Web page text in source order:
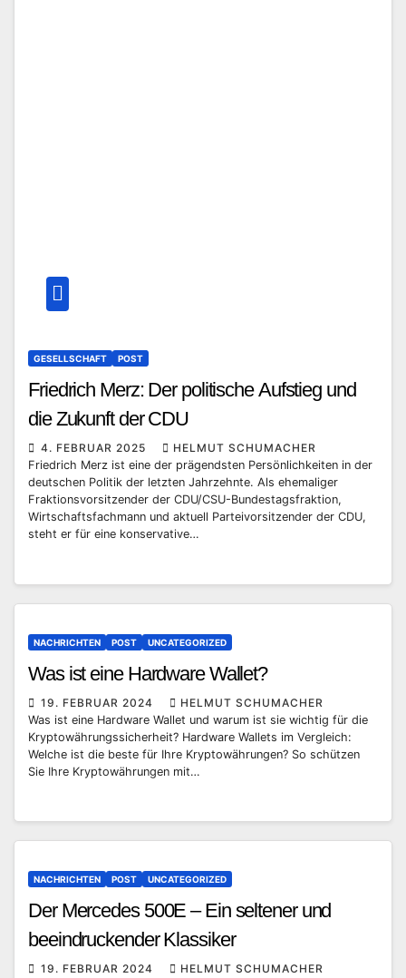
GESELLSCHAFT POST
Friedrich Merz: Der politische Aufstieg und
die Zukunft der CDU
4. FEBRUAR 2025
HELMUT SCHUMACHER
Friedrich Merz ist eine der prägendsten Persönlichkeiten in der
deutschen Politik der letzten Jahrzehnte. Als ehemaliger
Fraktionsvorsitzender der CDU/CSU-Bundestagsfraktion,
Wirtschaftsfachmann und aktuell Parteivorsitzender der CDU,
steht er für eine konservative…
NACHRICHTEN POST UNCATEGORIZED
Was ist eine Hardware Wallet?
19. FEBRUAR 2024
HELMUT SCHUMACHER
Was ist eine Hardware Wallet und warum ist sie wichtig für die
Kryptowährungssicherheit? Hardware Wallets im Vergleich:
Welche ist die beste für Ihre Kryptowährungen? So schützen
Sie Ihre Kryptowährungen mit…
NACHRICHTEN POST UNCATEGORIZED
Der Mercedes 500E – Ein seltener und
beeindruckender Klassiker
19. FEBRUAR 2024
HELMUT SCHUMACHER